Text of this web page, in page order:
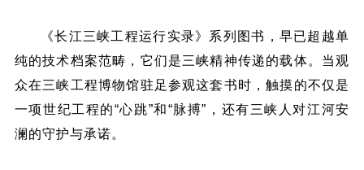
《长江三峡工程运行实录》系列图书，早已超越单
纯的技术档案范畴，它们是三峡精神传递的载体。当观
众在三峡工程博物馆驻足参观这套书时，触摸的不仅是
一项世纪工程的“心跳”和“脉搏”，还有三峡人对江河安
澜的守护与承诺。